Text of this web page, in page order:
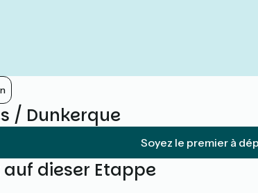
/ Dunkerque
Soyez le premier à
auf dieser Etappe